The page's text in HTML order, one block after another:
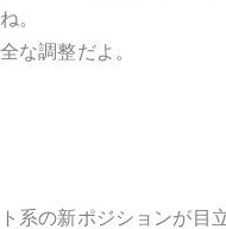
。
な調整だよ。
系の新ポジションが目